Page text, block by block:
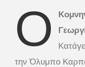
Ο
την Όλυμπο